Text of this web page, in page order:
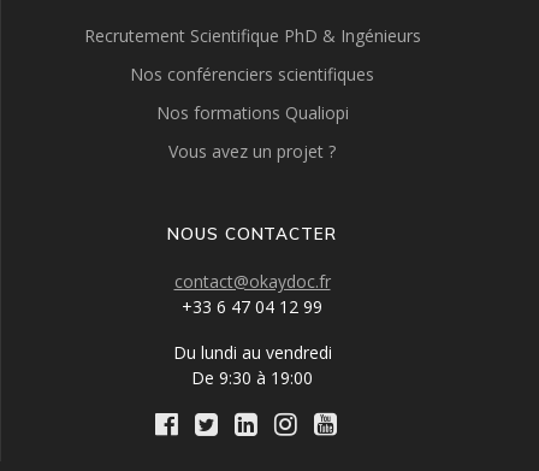
Recrutement Scientifique PhD & Ingénieurs
Nos conférenciers scientifiques
Nos formations Qualiopi
Vous avez un projet ?
NOUS CONTACTER
contact@okaydoc.fr
+33 6 47 04 12 99
Du lundi au vendredi
De 9:30 à 19:00